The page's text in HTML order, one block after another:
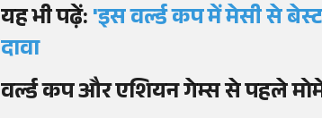
यह भी पढ़ें:'इस वर्ल्ड कप में मेसी से
दावा
वर्ल्ड कप और एशियन गेम्स से पहले